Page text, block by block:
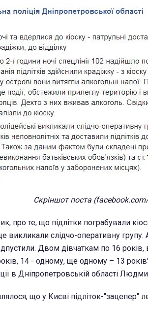
Скріншот поста
про те, що підлітки пограбували
викликали слідчо-оперативну групу.
Двом дівчаткам по 16
14 - одному, ще одному – 13
в Дніпропетровській області
що у Києві підліток-"зацепер"